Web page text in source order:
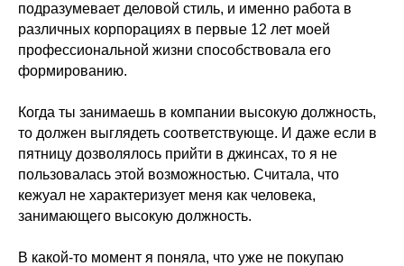
подразумевает деловой стиль, и именно работа в
различных корпорациях в первые 12 лет моей
профессиональной жизни способствовала его
формированию.
Когда ты занимаешь в компании высокую должность,
то должен выглядеть соответствующе. И даже если в
пятницу дозволялось прийти в джинсах, то я не
пользовалась этой возможностью. Считала, что
кежуал не характеризует меня как человека,
занимающего высокую должность.
В какой-то момент я поняла, что уже не покупаю